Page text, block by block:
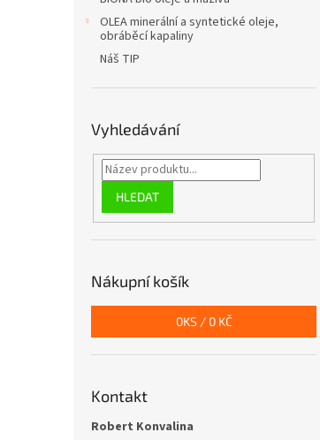
OLEA minerální a syntetické oleje,
obráběcí kapaliny
Náš TIP
Vyhledávání
HLEDAT
Nákupní košík
0KS / 0 KČ
Kontakt
Robert Konvalina